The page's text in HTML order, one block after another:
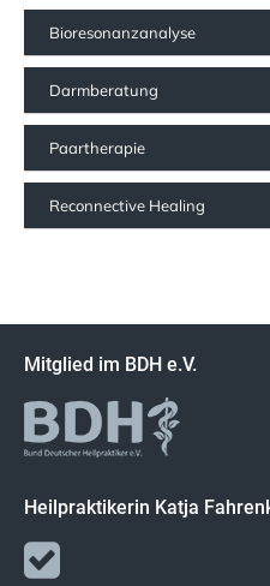
Bioresonanzanalyse
Darmberatung
Paartherapie
Reconnective Healing
Mitglied im BDH e.V.
Heilpraktikerin Katja